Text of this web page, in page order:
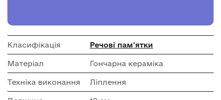
Класифікація Речові пам'ятки
Матеріал Гончарна кераміка
Техніка виконання Ліплення